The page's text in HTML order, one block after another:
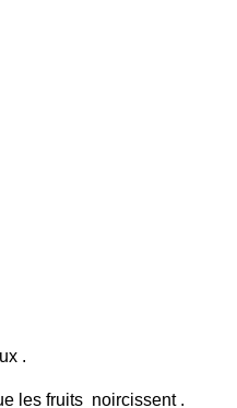
.
les fruits noircissent .